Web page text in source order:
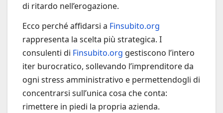
di ritardo nell’erogazione.
Ecco perché affidarsi a Finsubito.org
rappresenta la scelta più strategica. I
consulenti di Finsubito.org gestiscono l’intero
iter burocratico, sollevando l’imprenditore da
ogni stress amministrativo e permettendogli di
concentrarsi sull’unica cosa che conta:
rimettere in piedi la propria azienda.